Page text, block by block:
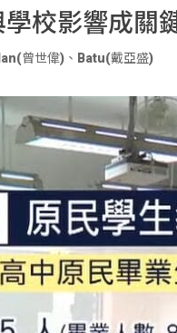
校影響成關
曾世偉) 、 Batu(戴亞盛)